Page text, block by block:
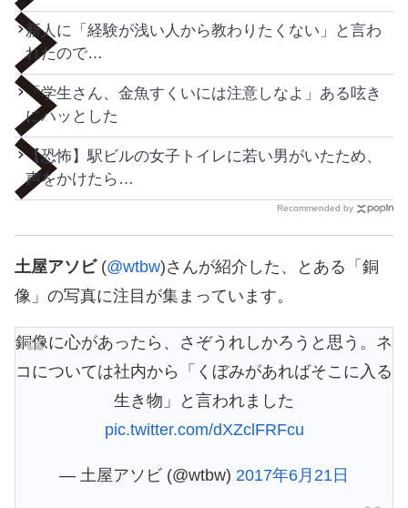
新人に「経験が浅い人から教わりたくない」と言わ
れたので…
「学生さん、金魚すくいには注意しなよ」ある呟き
にハッとした
【恐怖】駅ビルの女子トイレに若い男がいたため、
声をかけたら…
Recommended by
土屋アソビ(@wtbw)さんが紹介した、とある「銅
像」の写真に注目が集まっています。
銅像に心があったら、さぞうれしかろうと思う。ネ
コについては社内から「くぼみがあればそこに入る
生き物」と言われました
pic.twitter.com/dXZclFRFcu
— 土屋アソビ (@wtbw) 2017年6月21日